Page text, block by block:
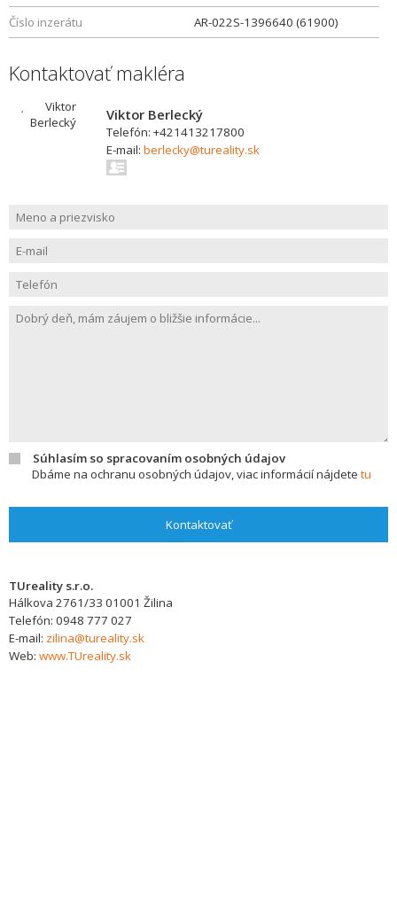
Číslo inzerátu
AR-022S-1396640 (61900)
Kontaktovať makléra
Viktor Berlecký
Telefón: +421413217800
E-mail: berlecky@tureality.sk
Súhlasím so spracovaním osobných údajov
Dbáme na ochranu osobných údajov, viac informácií nájdete tu
Kontaktovať
TUreality s.r.o.
Hálkova 2761/33 01001 Žilina
Telefón: 0948 777 027
E-mail: zilina@tureality.sk
Web: www.TUreality.sk